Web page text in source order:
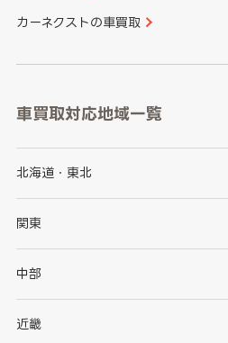
カーネクストの車買取
車買取対応地域一覧
北海道・東北
北海道
岩手県
秋田県
関東
茨城県
群馬県
中部
新潟県
近畿